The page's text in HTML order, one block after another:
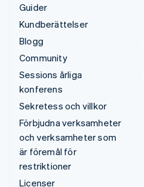
Guider
Kundberättelser
Blogg
Community
Sessions årliga
konferens
Sekretess och villkor
Förbjudna verksamheter
och verksamheter som
är föremål för
restriktioner
Licenser